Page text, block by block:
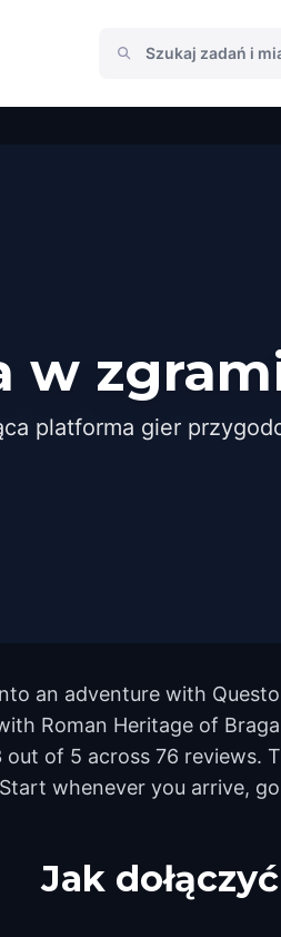
w
platforma gier
an adventure with
Roman Heritage of
out of 5 across 76
whenever you arrive,
Jak